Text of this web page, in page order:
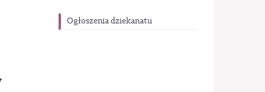
Ogłoszenia dziekanatu